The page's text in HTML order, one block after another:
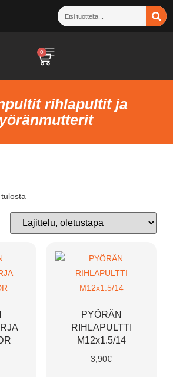
0
rihlapultit ja
PYÖRÄN
RIHLAPULTTI
M12x1.5/14
3,90€